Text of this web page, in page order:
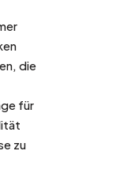
die
für
zu